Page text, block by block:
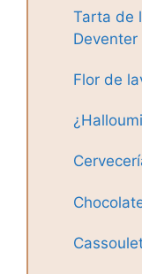
Tarta de
Deventer
Flor de